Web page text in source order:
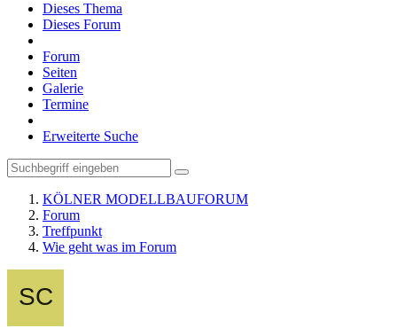
Dieses Thema
Dieses Forum
Forum
Seiten
Galerie
Termine
Erweiterte Suche
KÖLNER MODELLBAUFORUM
Forum
Treffpunkt
Wie geht was im Forum